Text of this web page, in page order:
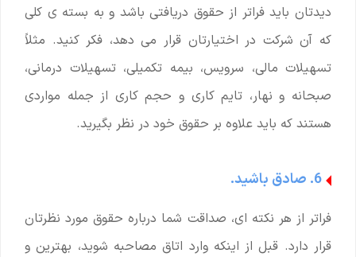
دیدتان باید فراتر از حقوق دریافتی باشد و به بسته ی کلی
که آن شرکت در اختیارتان قرار می دهد، فکر کنید. مثلاً
تسهیلات مالی، سرویس، بیمه تکمیلی، تسهیلات درمانی،
صبحانه و نهار، تایم کاری و حجم کاری از جمله مواردی
هستند که باید علاوه بر حقوق خود در نظر بگیرید.
6. صادق باشید.
فراتر از هر نکته ای، صداقت شما درباره حقوق مورد نظرتان
قرار دارد. قبل از اینکه وارد اتاق مصاحبه شوید، بهترین و